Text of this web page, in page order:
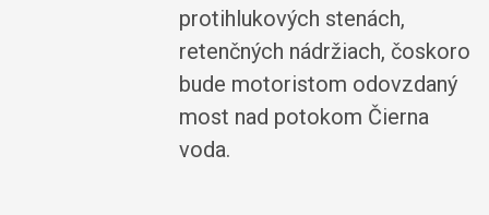
protihlukových stenách,
retenčných nádržiach, čoskoro
bude motoristom odovzdaný
most nad potokom Čierna
voda.